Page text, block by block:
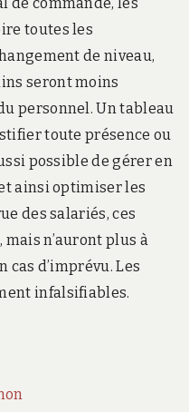
toutes les
de niveau,
seront moins
personnel. Un tableau
toute présence ou
possible de gérer en
ainsi optimiser les
des salariés, ces
n’auront plus à
cas d’imprévu. Les
infalsifiables.